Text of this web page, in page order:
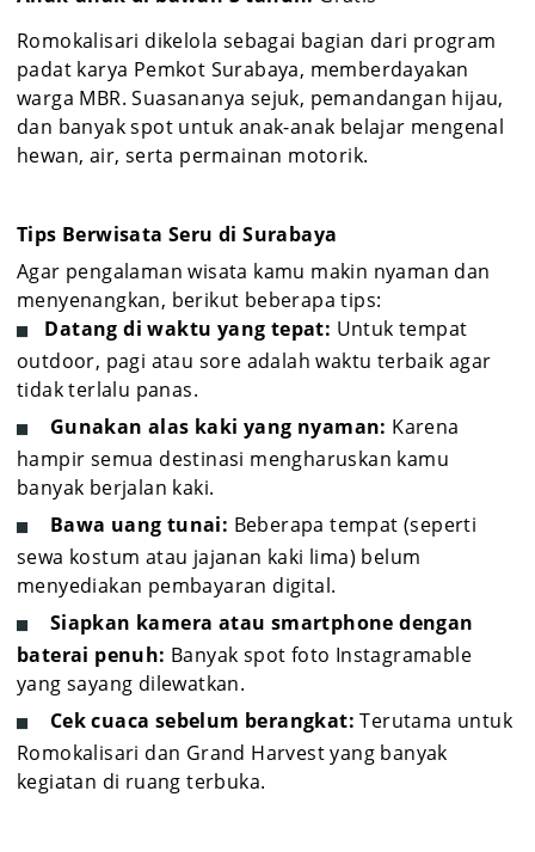
Romokalisari dikelola sebagai bagian dari program
padat karya Pemkot Surabaya, memberdayakan
warga MBR. Suasananya sejuk, pemandangan hijau,
dan banyak spot untuk anak-anak belajar mengenal
hewan, air, serta permainan motorik.
Tips Berwisata Seru di Surabaya
Agar pengalaman wisata kamu makin nyaman dan
menyenangkan, berikut beberapa tips:
Datang di waktu yang tepat: Untuk tempat
outdoor, pagi atau sore adalah waktu terbaik agar
tidak terlalu panas.
Gunakan alas kaki yang nyaman: Karena
hampir semua destinasi mengharuskan kamu
banyak berjalan kaki.
Bawa uang tunai: Beberapa tempat (seperti
sewa kostum atau jajanan kaki lima) belum
menyediakan pembayaran digital.
Siapkan kamera atau smartphone dengan
baterai penuh: Banyak spot foto Instagramable
yang sayang dilewatkan.
Cek cuaca sebelum berangkat:Terutama untuk
Romokalisari dan Grand Harvest yang banyak
kegiatan di ruang terbuka.